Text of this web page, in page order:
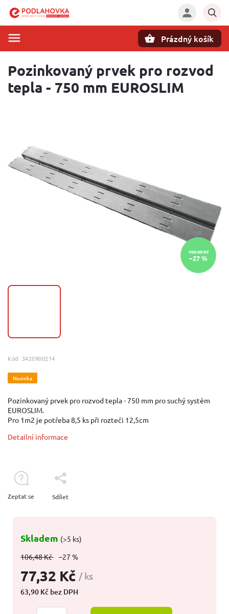
Prázdný košík
Pozinkovaný prvek pro rozvod
tepla - 750 mm EUROSLIM
106,48 Kč
–27 %
Kód: 3420900214
Novinka
106,48 Kč –27 %
77,32 Kč/ ks
63,90 Kč bez DPH
Skladem (>5 ks)
Pozinkovaný prvek pro rozvod tepla - 750 mm pro suchý systém
EUROSLIM.
Pro 1m2 je potřeba 8,5 ks při rozteči 12,5cm
Detailní informace
Zeptat se Sdílet